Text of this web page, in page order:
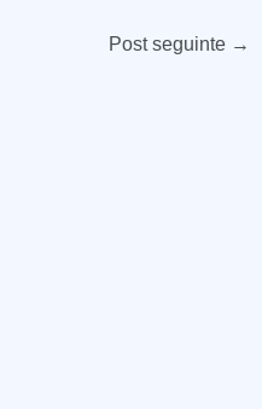
Post seguinte →